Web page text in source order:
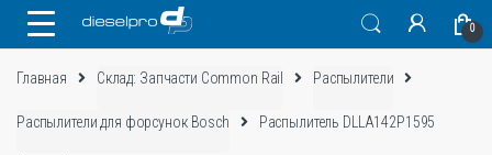
0
Главная Склад: Запчасти Common Rail Распылители
Распылители для форсунок Bosch Распылитель DLLA142P1595